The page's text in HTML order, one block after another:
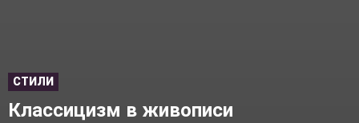
СТИЛИ
Классицизм в живописи